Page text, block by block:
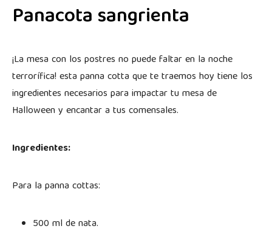
Panacota sangrienta
¡La mesa con los postres no puede faltar en la noche
terrorífica! esta panna cotta que te traemos hoy tiene los
ingredientes necesarios para impactar tu mesa de
Halloween y encantar a tus comensales.
Ingredientes:
Para la panna cottas:
500 ml de nata.